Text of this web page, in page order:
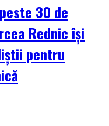
30 de
Rednic își
pentru